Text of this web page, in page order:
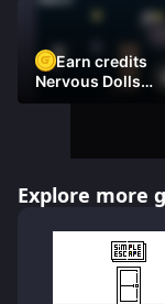
Earn credits
Nervous Dolls
(Platformer)
Explore more